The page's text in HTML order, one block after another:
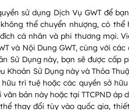
sử dụng Dịch Vụ GWT để
thể chuyển nhượng, có
cá nhân và phi thương mại.
và Nội Dung GWT, cùng với
Sử Dụng này, bạn sẽ được cấp
Sử Dụng này và Thỏa
trí tuệ hoặc các quyền sở
bản này hoặc tại TTCPND
thay đổi tùy vào quốc gia,